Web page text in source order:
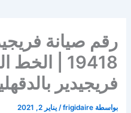
رقم صيانة
19418 |
فريجيدير
بواسطة frigidaire
/يناير 2, 2021